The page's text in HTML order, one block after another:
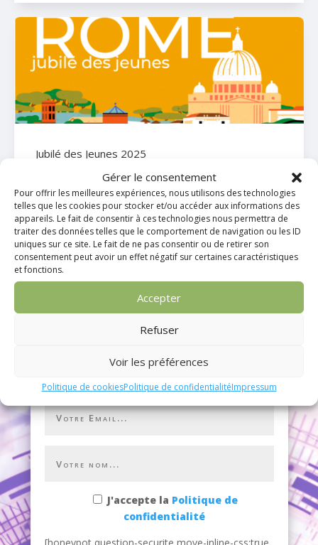
Gérer le consentement
Pour offrir les meilleures expériences, nous utilisons des technologies
telles que les cookies pour stocker et/ou accéder aux informations des
appareils. Le fait de consentir à ces technologies nous permettra de
traiter des données telles que le comportement de navigation ou les ID
uniques sur ce site. Le fait de ne pas consentir ou de retirer son
consentement peut avoir un effet négatif sur certaines caractéristiques
et fonctions.
Accepter
Refuser
Voir les préférences
Politique de cookiesPolitique de confidentialitéImpressum
Jubilé des Jeunes 2025
 20 Nov 2024
J'accepte la Politique de
confidentialité